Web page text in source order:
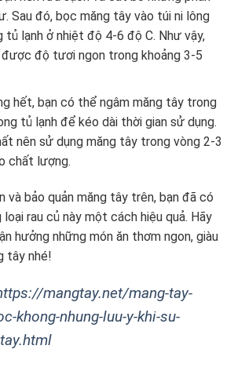
Sau đó, bọc măng tây vào túi ni lông
tủ lạnh ở nhiệt độ 4-6 độ C. Như vậy,
độ tươi ngon trong khoảng 3-5
hết, bạn có thể ngâm măng tây trong
tủ lạnh để kéo dài thời gian sử dụng.
nên sử dụng măng tây trong vòng 2-3
chất lượng.
và bảo quản măng tây trên, bạn đã có
rau củ này một cách hiệu quả. Hãy
hưởng những món ăn thơm ngon, giàu
tây nhé!
mangtay.net/mang-tay-
khong-nhung-luu-y-khi-su-